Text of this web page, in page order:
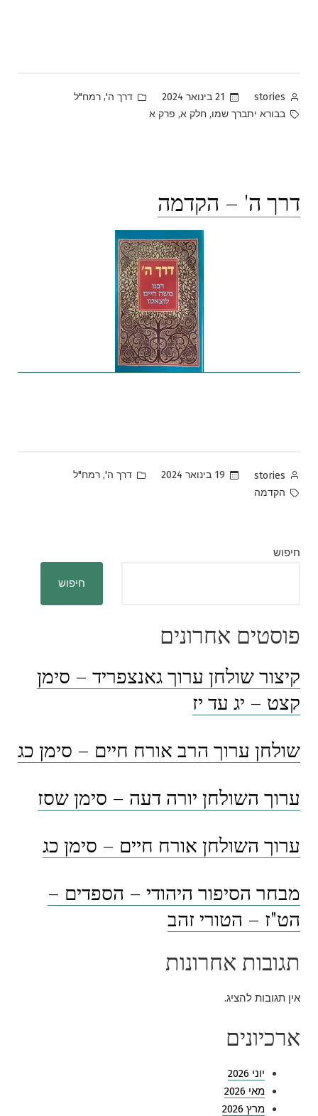
Posted
by
stories 21 בינואר 2024
Posted
דרך ה', רמח"ל
Tags:
בבורא יתברך שמו, חלק א, פרק א
דרך ה' – הקדמה
Posted
by
stories 19 בינואר 2024
Posted
דרך ה', רמח"ל
Tags:
הקדמה
חיפוש
חיפוש
פוסטים אחרונים
קיצור שולחן ערוך גאנצפריד – סימן
קצט – יג עד יז
שולחן ערוך הרב אורח חיים – סימן כג
ערוך השולחן יורה דעה – סימן שסז
ערוך השולחן אורח חיים – סימן כג
מבחר הסיפור היהודי – הספדים –
הט"ז – הטורי זהב
תגובות אחרונות
אין תגובות להציג.
ארכיונים
יוני 2026
מאי 2026
מרץ 2026